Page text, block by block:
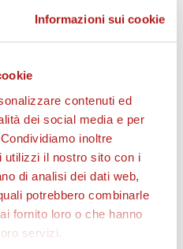
Informazioni sui cookie
contenuti ed
dei social media e per
inoltre
utilizzi il nostro sito con i
di analisi dei dati web,
potrebbero combinarle
fornito loro o che hanno
servizi.